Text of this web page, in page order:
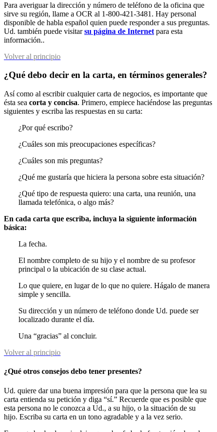
Para averiguar la dirección y número de teléfono de la oficina que
sirve su región, llame a OCR al 1-800-421-3481. Hay personal
disponible de habla español quien puede responder a sus preguntas.
Ud. también puede visitarsu página de Internet para esta
información..
Volver al principio
¿Qué debo decir en la carta, en términos generales?
Así como al escribir cualquier carta de negocios, es importante que
ésta sea corta y concisa. Primero, empiece haciéndose las preguntas
siguientes y escriba las respuestas en su carta:
¿Por qué escribo?
¿Cuáles son mis preocupaciones específicas?
¿Cuáles son mis preguntas?
¿Qué me gustaría que hiciera la persona sobre esta situación?
¿Qué tipo de respuesta quiero: una carta, una reunión, una
llamada telefónica, o algo más?
En cada carta que escriba, incluya la siguiente información
básica:
La fecha.
El nombre completo de su hijo y el nombre de su profesor
principal o la ubicación de su clase actual.
Lo que quiere, en lugar de lo que no quiere. Hágalo de manera
simple y sencilla.
Su dirección y un número de teléfono donde Ud. puede ser
localizado durante el día.
Una “gracias” al concluir.
Volver al principio
¿Qué otros consejos debo tener presentes?
Ud. quiere dar una buena impresión para que la persona que lea su
carta entienda su petición y diga “sí.” Recuerde que es posible que
esta persona no le conozca a Ud., a su hijo, o la situación de su
hijo. Escriba su carta en un tono agradable y a la vez serio.